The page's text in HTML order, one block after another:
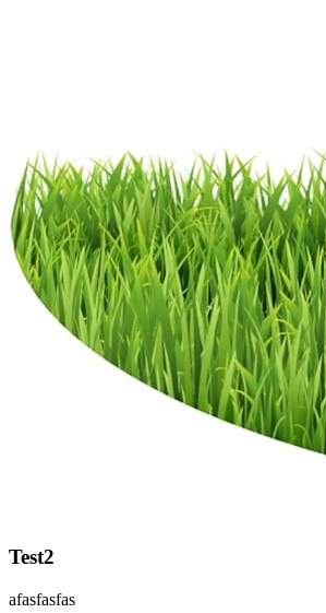
Test2
afasfasfas